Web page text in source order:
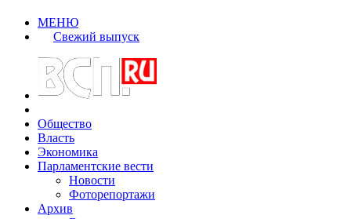
МЕНЮ
Свежий выпуск
Общество
Власть
Экономика
Парламентские вести
Новости
Фоторепортажи
Архив